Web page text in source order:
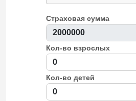
Страховая сумма
Кол-во взрослых
Кол-во детей